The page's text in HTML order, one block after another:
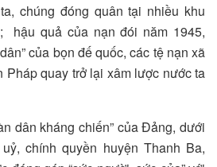
chúng đóng quân tại nhiều khu
hậu quả của nạn đói năm 1945,
của bọn đế quốc, các tệ nạn xã
Pháp quay trở lại xâm lược nước ta
dân kháng chiến” của Đảng, dưới
chính quyền huyện Thanh Ba,